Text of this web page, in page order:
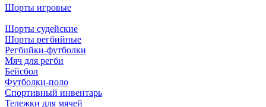
Шорты игровые
Шорты судейские
Шорты регбийные
Регбийки-футболки
Мяч для регби
Бейсбол
Футболки-поло
Спортивный инвентарь
Тележки для мячей